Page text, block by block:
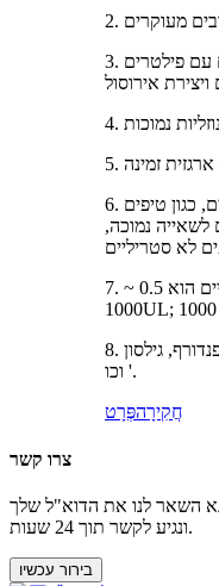
3. טיפים רובוטיים מסוימים מגיעים עם פילטרים
6. אנו מספקים גם מפרטים מרובים, כגון טיפים
לשאייה נמוכה,
7. טווח הקיבולת של טיפים כלליים הוא 0.5 ~
8. מתאים למותגי פיפטה רבים, כמו אפנדורף, גילסון
וכו '.
חֲקִירָהפְּרָט
צרו קשר
השאר לנו את הדוא"ל שלך
ונגיע לקשר תוך 24 שעות.
בירור עכשיו